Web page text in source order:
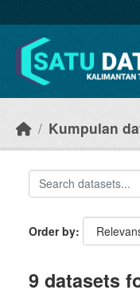
Kumpulan
Order by
9 datasets